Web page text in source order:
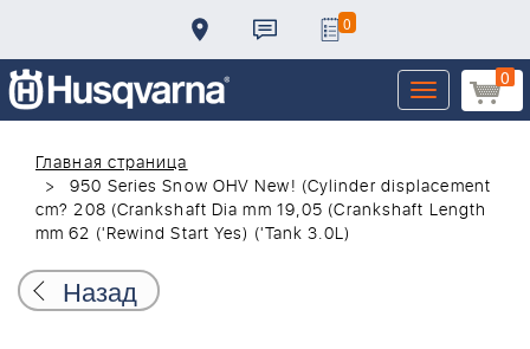
0
0
Toggle
navigation
Главная страница
950 Series Snow OHV New! (Cylinder displacement
cm? 208 (Crankshaft Dia mm 19,05 (Crankshaft Length
mm 62 ('Rewind Start Yes) ('Tank 3.0L)
Назад